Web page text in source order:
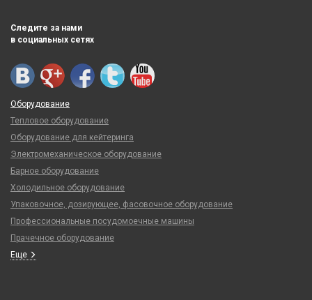
Следите за нами
в социальных сетях
Оборудование
Тепловое оборудование
Оборудование для кейтеринга
Электромеханическое оборудование
Барное оборудование
Холодильное оборудование
Упаковочное, дозирующее, фасовочное оборудование
Профессиональные посудомоечные машины
Прачечное оборудование
Еще